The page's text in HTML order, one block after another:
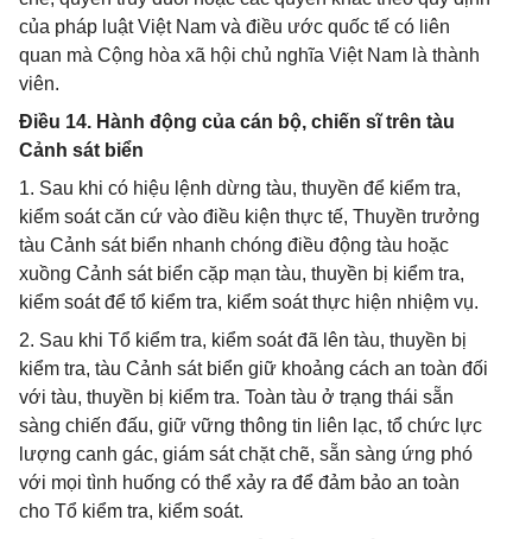
của pháp luật Việt Nam và điều ước quốc tế có liên
quan mà Cộng hòa xã hội chủ nghĩa Việt Nam là thành
viên.
Điều 14. Hành động của cán bộ, chiến sĩ trên tàu
Cảnh sát biển
1. Sau khi có hiệu lệnh dừng tàu, thuyền để kiểm tra,
kiểm soát căn cứ vào điều kiện thực tế, Thuyền trưởng
tàu Cảnh sát biển nhanh chóng điều động tàu hoặc
xuồng Cảnh sát biển cặp mạn tàu, thuyền bị kiểm tra,
kiểm soát để tổ kiểm tra, kiểm soát thực hiện nhiệm vụ.
2. Sau khi Tổ kiểm tra, kiểm soát đã lên tàu, thuyền bị
kiểm tra, tàu Cảnh sát biển giữ khoảng cách an toàn đối
với tàu, thuyền bị kiểm tra. Toàn tàu ở trạng thái sẵn
sàng chiến đấu, giữ vững thông tin liên lạc, tổ chức lực
lượng canh gác, giám sát chặt chẽ, sẵn sàng ứng phó
với mọi tình huống có thể xảy ra để đảm bảo an toàn
cho Tổ kiểm tra, kiểm soát.